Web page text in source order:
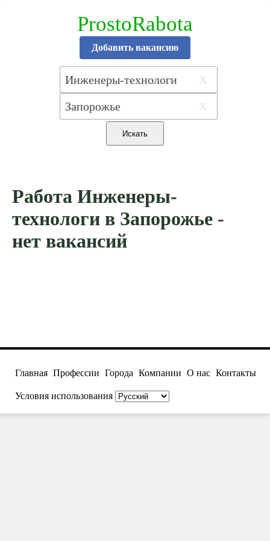
ProstoRabota
Добавить вакансию
X
X
Работа Инженеры-
технологи в Запорожье -
нет вакансий
Главная Профессии Города Компании О нас Контакты
Условия использования